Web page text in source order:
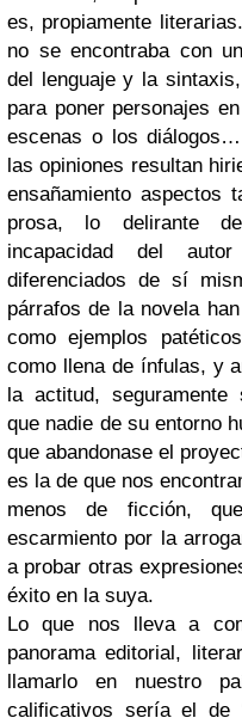
es, propiamente
no se encontraba con
del lenguaje y la
para poner personajes
escenas o los
las opiniones resultan
ensañamiento aspectos
prosa, lo delirante
incapacidad del
diferenciados de sí
párrafos de la novela
como ejemplos
como llena de ínfulas, y
la actitud, seguramente
que nadie de su entorno
que abandonase el
es la de que nos
menos de ficción,
escarmiento por la
a probar otras
éxito en la suya.
Lo que nos lleva a
panorama editorial,
llamarlo en nuestro
calificativos sería el de